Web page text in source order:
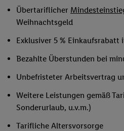
Übertariflicher
Weihnachtsgeld
Exklusiver 5 % Einkaufsrabatt
Bezahlte Überstunden bei
Unbefristeter Arbeitsvertrag
Weitere Leistungen gemäß
Sonderurlaub, u.v.m.)
Tarifliche Altersvorsorge